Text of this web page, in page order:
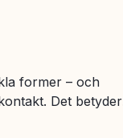
former – och
Det betyder
upp till sex